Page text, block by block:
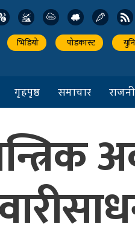
भिडियो पोडकास्ट
गृहपृष्ठ समाचार